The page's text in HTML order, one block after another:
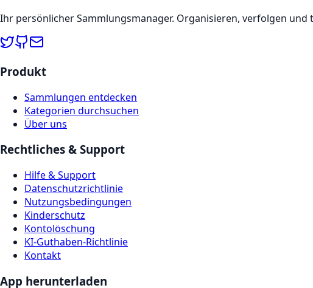
Ihr persönlicher Sammlungsmanager. Organisieren, verfolgen
Produkt
Sammlungen entdecken
Kategorien durchsuchen
Über uns
Rechtliches & Support
Hilfe & Support
Datenschutzrichtlinie
Nutzungsbedingungen
Kinderschutz
Kontolöschung
KI-Guthaben-Richtlinie
Kontakt
App herunterladen